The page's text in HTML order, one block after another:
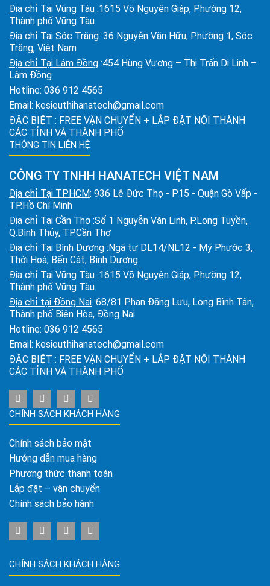
Địa chỉ Tại Vũng Tàu :1615 Võ Nguyên Giáp, Phường 12,
Thành phố Vũng Tàu
Địa chỉ Tại Sóc Trăng :36 Nguyễn Văn Hữu, Phường 1, Sóc
Trăng, Việt Nam
Địa chỉ Tại Lâm Đồng :454 Hùng Vương – Thị Trấn Di Linh –
Lâm Đồng
Hotline: 036 912 4565
Email: kesieuthihanatech@gmail.com
ĐẶC BIỆT : FREE VẬN CHUYỂN + LẮP ĐẶT NỘI THÀNH
CÁC TỈNH VÀ THÀNH PHỐ
THÔNG TIN LIÊN HỆ
CÔNG TY TNHH HANATECH VIỆT NAM
Địa chỉ Tại TPHCM: 936 Lê Đức Thọ - P15 - Quận Gò Vấp -
TP.Hồ Chí Minh
Địa chỉ Tại Cần Thơ :Số 1 Nguyễn Văn Linh, P.Long Tuyền,
Q.Bình Thủy, TP.Cần Thơ
Địa chỉ Tại Bình Dương :Ngã tư DL14/NL12 - Mỹ Phước 3,
Thới Hoà, Bến Cát, Bình Dương
Địa chỉ Tại Vũng Tàu :1615 Võ Nguyên Giáp, Phường 12,
Thành phố Vũng Tàu
Địa chỉ tại Đồng Nai :68/81 Phan Đăng Lưu, Long Bình Tân,
Thành phố Biên Hòa, Đồng Nai
Hotline: 036 912 4565
Email: kesieuthihanatech@gmail.com
ĐẶC BIỆT : FREE VẬN CHUYỂN + LẮP ĐẶT NỘI THÀNH
CÁC TỈNH VÀ THÀNH PHỐ
CHÍNH SÁCH KHÁCH HÀNG
Chính sách bảo mật
Hướng dẫn mua hàng
Phương thức thanh toán
Lắp đặt – vận chuyển
Chính sách bảo hành
CHÍNH SÁCH KHÁCH HÀNG